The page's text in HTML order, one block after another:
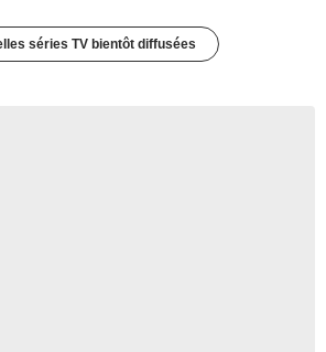
séries TV bientôt diffusées